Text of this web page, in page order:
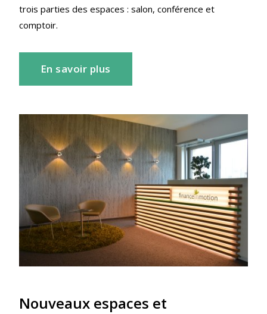
trois parties des espaces : salon, conférence et
comptoir.
En savoir plus
Nouveaux espaces et